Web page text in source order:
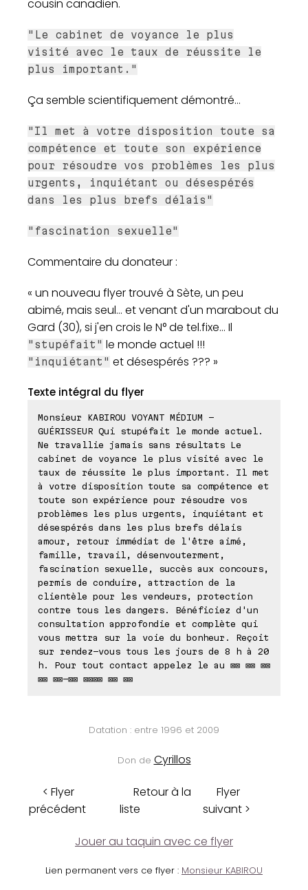
cousin canadien.
"Le cabinet de voyance le plus
visité avec le taux de réussite le
plus important."
Ça semble scientifiquement démontré...
"Il met à votre disposition toute sa
compétence et toute son expérience
pour résoudre vos problèmes les plus
urgents, inquiétant ou désespérés
dans les plus brefs délais"
"fascination sexuelle"
Commentaire du donateur :
« un nouveau flyer trouvé à Sète, un peu
abimé, mais seul... et venant d'un marabout du
Gard (30), si j'en crois le N° de tel.fixe... Il
"stupéfait" le monde actuel !!!
"inquiétant" et désespérés ??? »
Texte intégral du flyer
Monsieur KABIROU VOYANT MÉDIUM -
GUÉRISSEUR Qui stupéfait le monde actuel.
Ne travallie jamais sans résultats Le
cabinet de voyance le plus visité avec le
taux de réussite le plus important. Il met
à votre disposition toute sa compétence et
toute son expérience pour résoudre vos
problèmes les plus urgents, inquiétant et
désespérés dans les plus brefs délais
amour, retour immédiat de l'être aimé,
famille, travail, désenvouterment,
fascination sexuelle, succès aux concours,
permis de conduire, attraction de la
clientèle pour les vendeurs, protection
contre tous les dangers. Bénéficiez d'un
consultation approfondie et complète qui
vous mettra sur la voie du bonheur. Reçoit
sur rendez-vous tous les jours de 8 h à 20
h. Pour tout contact appelez le au ⊠⊠ ⊠⊠ ⊠⊠
⊠⊠ ⊠⊠-⊠⊠ ⊠⊠⊠⊠ ⊠⊠ ⊠⊠
Datation : entre 1996 et 2009
Don de Cyrillos
< Flyer
précédent
Retour à la
liste
Flyer
suivant >
Jouer au taquin avec ce flyer
Lien permanent vers ce flyer : Monsieur KABIROU